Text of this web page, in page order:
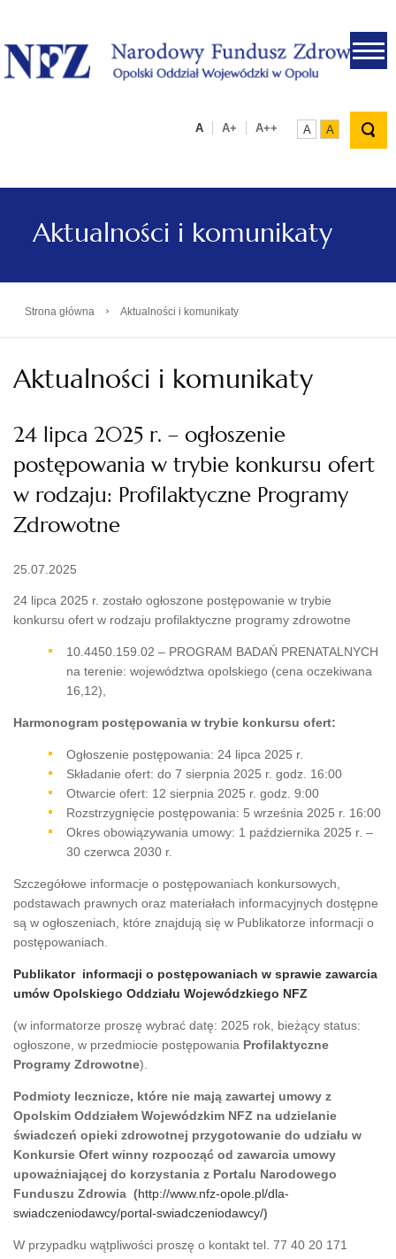
.
A A+ A++ A A
Aktualności i komunikaty
Strona główna › Aktualności i komunikaty
Aktualności i komunikaty
24 lipca 2025 r. – ogłoszenie
postępowania w trybie konkursu ofert
w rodzaju: Profilaktyczne Programy
Zdrowotne
25.07.2025
24 lipca 2025 r. zostało ogłoszone postępowanie w trybie
konkursu ofert w rodzaju profilaktyczne programy zdrowotne
10.4450.159.02 – PROGRAM BADAŃ PRENATALNYCH
na terenie: województwa opolskiego (cena oczekiwana
16,12),
Harmonogram postępowania w trybie konkursu ofert:
Ogłoszenie postępowania: 24 lipca 2025 r.
Składanie ofert: do 7 sierpnia 2025 r. godz. 16:00
Otwarcie ofert: 12 sierpnia 2025 r. godz. 9:00
Rozstrzygnięcie postępowania: 5 września 2025 r. 16:00
Okres obowiązywania umowy: 1 października 2025 r. –
30 czerwca 2030 r.
Szczegółowe informacje o postępowaniach konkursowych,
podstawach prawnych oraz materiałach informacyjnych dostępne
są w ogłoszeniach, które znajdują się w Publikatorze informacji o
postępowaniach.
Publikator informacji o postępowaniach w sprawie zawarcia
umów Opolskiego Oddziału Wojewódzkiego NFZ
(w informatorze proszę wybrać datę: 2025 rok, bieżący status:
ogłoszone, w przedmiocie postępowania Profilaktyczne
Programy Zdrowotne).
Podmioty lecznicze, które nie mają zawartej umowy z
Opolskim Oddziałem Wojewódzkim NFZ na udzielanie
świadczeń opieki zdrowotnej przygotowanie do udziału w
Konkursie Ofert winny rozpocząć od zawarcia umowy
upoważniającej do korzystania z Portalu Narodowego
Funduszu Zdrowia (http://www.nfz-opole.pl/dla-
swiadczeniodawcy/portal-swiadczeniodawcy/)
W przypadku wątpliwości proszę o kontakt tel. 77 40 20 171